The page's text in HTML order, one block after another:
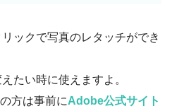
ックで写真のレタッチができ
たい時に使えますよ。
方は事前にAdobe公式サイト